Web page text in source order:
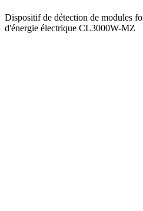
Dispositif de détection de modules
d'énergie électrique CL3000W-MZ